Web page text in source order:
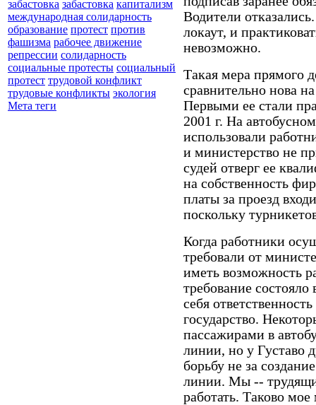
забастовка забастовка капитализм
международная солидарность
образование протест против
фашизма рабочее движение
репрессии солидарность
социальные протесты социальный
протест трудовой конфликт
трудовые конфликты экология
Мета теги
Водители
локаут, и
невозможно.
Такая мера прямого
сравнительно нова
Первыми ее стали
2001 г. На
использовали
и министерство не
судей отверг ее
на собственность
платы за проезд
поскольку
Когда работники
требовали от
иметь возможность
требование
себя
государство.
пассажирами в
линии, но у Густаво
борьбу не за
линии. Мы --
работать. Таково